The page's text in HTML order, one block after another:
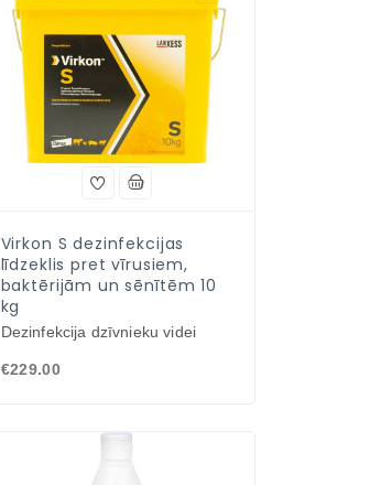
Virkon S dezinfekcijas
līdzeklis pret vīrusiem,
baktērijām un sēnītēm 10
kg
Dezinfekcija dzīvnieku videi
€229.00